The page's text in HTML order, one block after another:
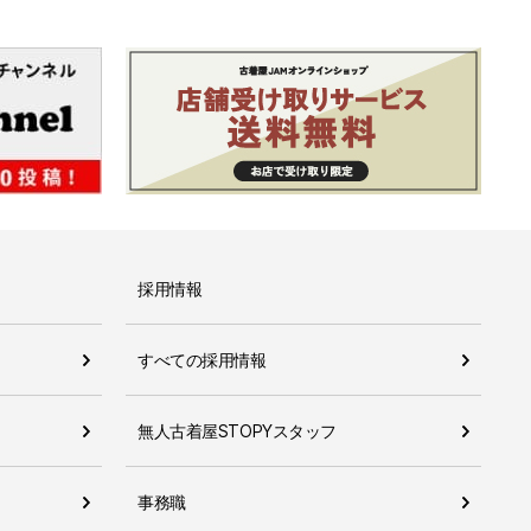
採用情報
すべての採用情報
無人古着屋STOPYスタッフ
事務職